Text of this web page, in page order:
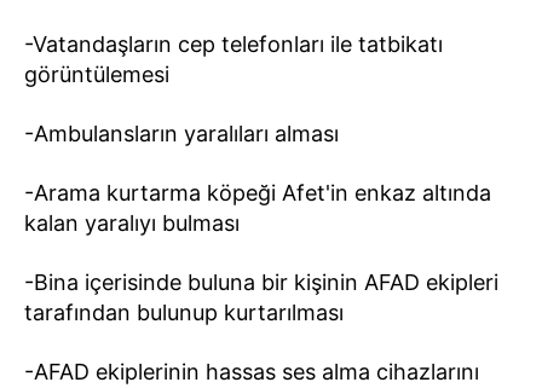
-Vatandaşların cep telefonları ile tatbikatı
görüntülemesi
-Ambulansların yaralıları alması
-Arama kurtarma köpeği Afet'in enkaz altında
kalan yaralıyı bulması
-Bina içerisinde buluna bir kişinin AFAD ekipleri
tarafından bulunup kurtarılması
-AFAD ekiplerinin hassas ses alma cihazlarını